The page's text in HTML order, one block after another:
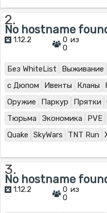
2.
No hostname
1.12.2
0 из
0
Без WhiteList Выживание
с Дюпом
Ивенты Кланы
Оружие
Паркур Прятки
Тюрьма
Экономика PVE
Quake
SkyWars TNT Run
3.
No hostname
1.12.2
0 из
0